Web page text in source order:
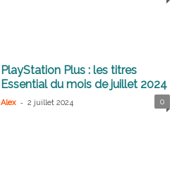
PlayStation Plus : les titres
Essential du mois de juillet 2024
Alex - 2 juillet 2024 0